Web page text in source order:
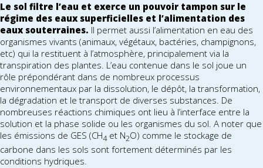
Le sol filtre l’eau et exerce un pouvoir tampon sur le
régime des eaux superficielles et l’alimentation des
eaux souterraines. Il permet aussi l’alimentation en eau des
organismes vivants (animaux, végétaux, bactéries, champignons,
etc) qui la restituent à l’atmosphère, principalement via la
transpiration des plantes. L’eau contenue dans le sol joue un
rôle prépondérant dans de nombreux processus
environnementaux par la dissolution, le dépôt, la transformation,
la dégradation et le transport de diverses substances. De
nombreuses réactions chimiques ont lieu à l’interface entre la
solution et la phase solide ou les organismes du sol. A noter que
les émissions de GES (CH4 et N2O) comme le stockage de
carbone dans les sols sont fortement déterminés par les
conditions hydriques.